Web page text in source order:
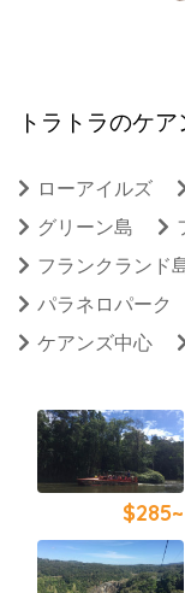
トラトラのケ
ローアイルズ
グリーン島
フランクランド
パラネロパーク
ケアンズ中心
$285~